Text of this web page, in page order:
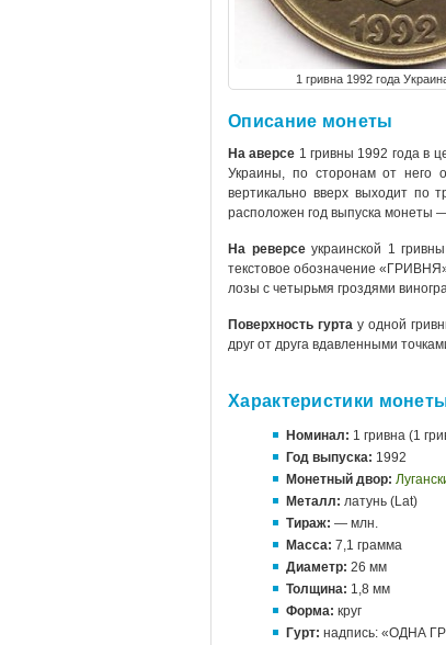
1 гривна 1992 года
Описание монеты
На аверсе 1 гривны 1992 года в
Украины, по сторонам от него
вертикально вверх выходит по
расположен год выпуска монеты
На реверсеукраинской 1
текстовое обозначение
лозы с четырьмя гроздями
Поверхность гурта у одной
друг от друга вдавленными
Характеристики
Номинал: 1 гривна (1
Год выпуска: 1992
Монетный двор:
Металл: латунь (Lat)
Тираж: — млн.
Масса: 7,1 грамма
Диаметр: 26 мм
Толщина: 1,8 мм
Форма: круг
Гурт: надпись: «ОДНА